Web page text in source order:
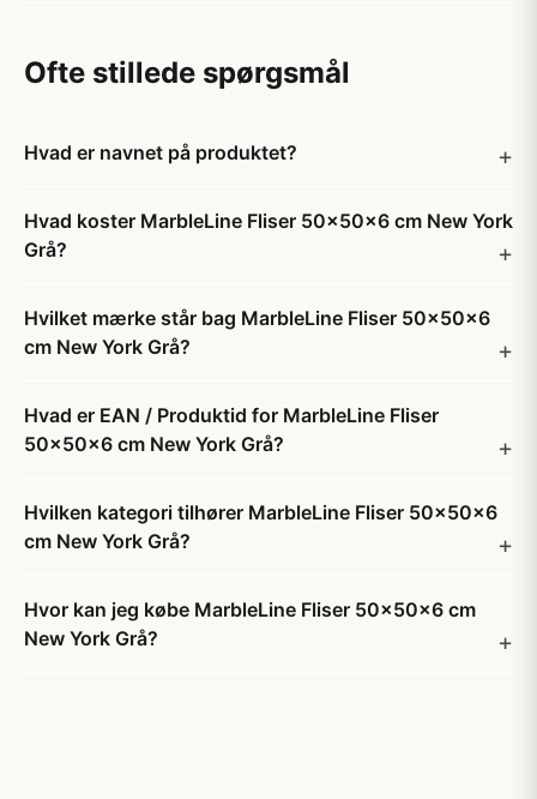
Ofte stillede spørgsmål
Hvad er navnet på produktet?
Hvad koster MarbleLine Fliser 50x50x6 cm New York
Grå?
Hvilket mærke står bag MarbleLine Fliser 50x50x6
cm New York Grå?
Hvad er EAN / Produktid for MarbleLine Fliser
50x50x6 cm New York Grå?
Hvilken kategori tilhører MarbleLine Fliser 50x50x6
cm New York Grå?
Hvor kan jeg købe MarbleLine Fliser 50x50x6 cm
New York Grå?